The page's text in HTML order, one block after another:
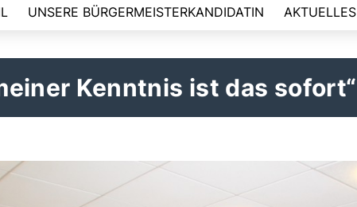
UNSERE BÜRGERMEISTERKANDIDATIN AKTUELLES
Kenntnis ist das sofort“